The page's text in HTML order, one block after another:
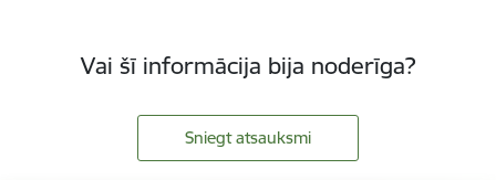
Vai šī informācija bija noderīga?
Sniegt atsauksmi